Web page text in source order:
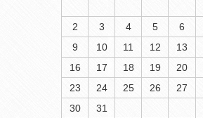
2
3 4 5 6
9
10 11 12 13
16
17 18 19 20
23
24 25 26 27
30
31